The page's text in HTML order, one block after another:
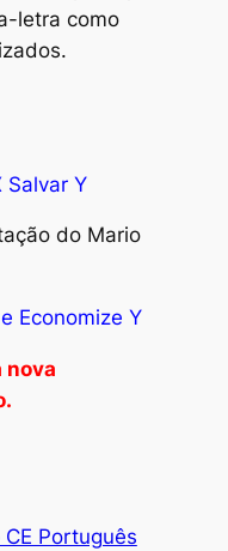
letra como
Salvar Y
do Mario
Economize Y
nova
Português